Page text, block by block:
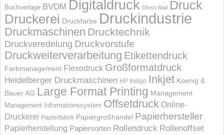
Buchverlage BVDM Digitaldruck Direct Mail Druck
Druckerei Druckfarbe Druckindustrie
Druckmaschinen Drucktechnik
Druckveredelung Druckvorstufe
Druckweiterverarbeitung Etikettendruck
Farbmanagement Flexodruck Großformatdruck
Heidelberger Druckmaschinen HP Indigo Inkjet Koenig &
Bauer AG Large Format Printing Management
Management Informations­system Offsetdruck Online-
Druckerei Papierfabrik Papiergroßhandel Papierhersteller
Papierherstellung Papiersorten Rollendruck Rollenoffset